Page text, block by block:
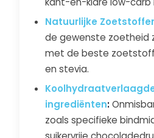
Natuurlijke
de gewenste zoetheid
met de beste
en stevia.
ingrediënten:
zoals specifieke